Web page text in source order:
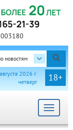
новостям
18+
2026 г.
четверг
Toggle